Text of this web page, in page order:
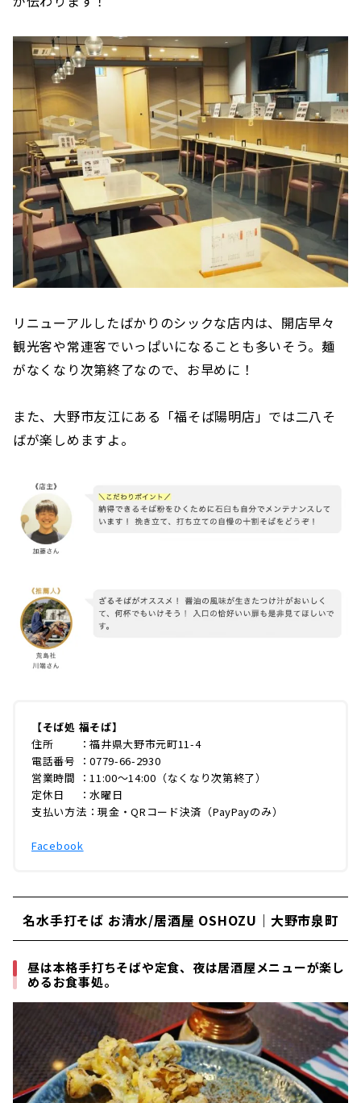
リニューアルしたばかりのシックな店内は、開店早々
観光客や常連客でいっぱいになることも多いそう。麺
がなくなり次第終了なので、お早めに！
また、大野市友江にある「福そば陽明店」では二八そ
ばが楽しめますよ。
【そば処 福そば】
住所 ：福井県大野市元町11-4
電話番号 ：0779-66-2930
営業時間 ：11:00〜14:00（なくなり次第終了）
定休日 ：水曜日
支払い方法：現金・QRコード決済（PayPayのみ）
Facebook
名水手打そば お清水/居酒屋 OSHOZU｜大野市泉町
昼は本格手打ちそばや定食、夜は居酒屋メニューが楽し
めるお食事処。